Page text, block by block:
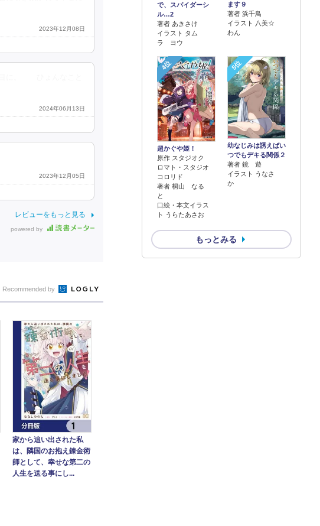
2023年12月08日
2024年06月13日
2023年12月05日
レビューをもっと見る
powered by
で、スパイダーシ
ル…2
著者 あきさけ
イラスト タム
ラ ヨウ
ます９
著者 浜千鳥
イラスト 八美☆
わん
4位
超かぐや姫！
原作 スタジオク
ロマト・スタジオ
コロリド
著者 桐山 なる
と
口絵・本文イラス
ト うらたあさお
5位
幼なじみは誘えばい
つでもデキる関係２
著者 鏡 遊
イラスト うなさ
か
もっとみる
Recommended by
家から追い出された私
は、隣国のお抱え錬金術
師として、幸せな第二の
人生を送る事にし...